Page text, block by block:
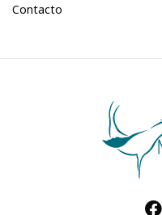
Contacto